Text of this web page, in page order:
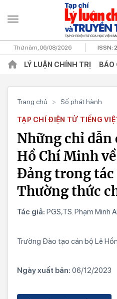
Thứ năm, 06/08/2026 ISSN:
LÝ LUẬN CHÍNH TRỊ BÁO
Trang chủ > Số phát hành
TẠP CHÍ ĐIỆN TỬ TIẾNG
Những chỉ dẫn
Hồ Chí Minh
Đảng trong tác
Thường thức
Tác giả: PGS,TS. Phạm Minh
Trường Đào tạo cán bộ Lê
Ngày xuất bản: 06/12/2023